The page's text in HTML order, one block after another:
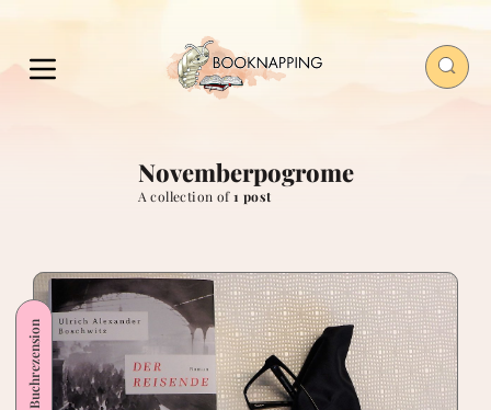
Novemberpogrome
A collection of1 post
Buchrezension